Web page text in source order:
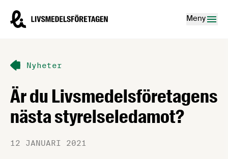
Livsmedelsföretagen – till startsidan
Meny
Nyheter
Är du Livsmedelsföretagens
nästa styrelseledamot?
12 JANUARI 2021